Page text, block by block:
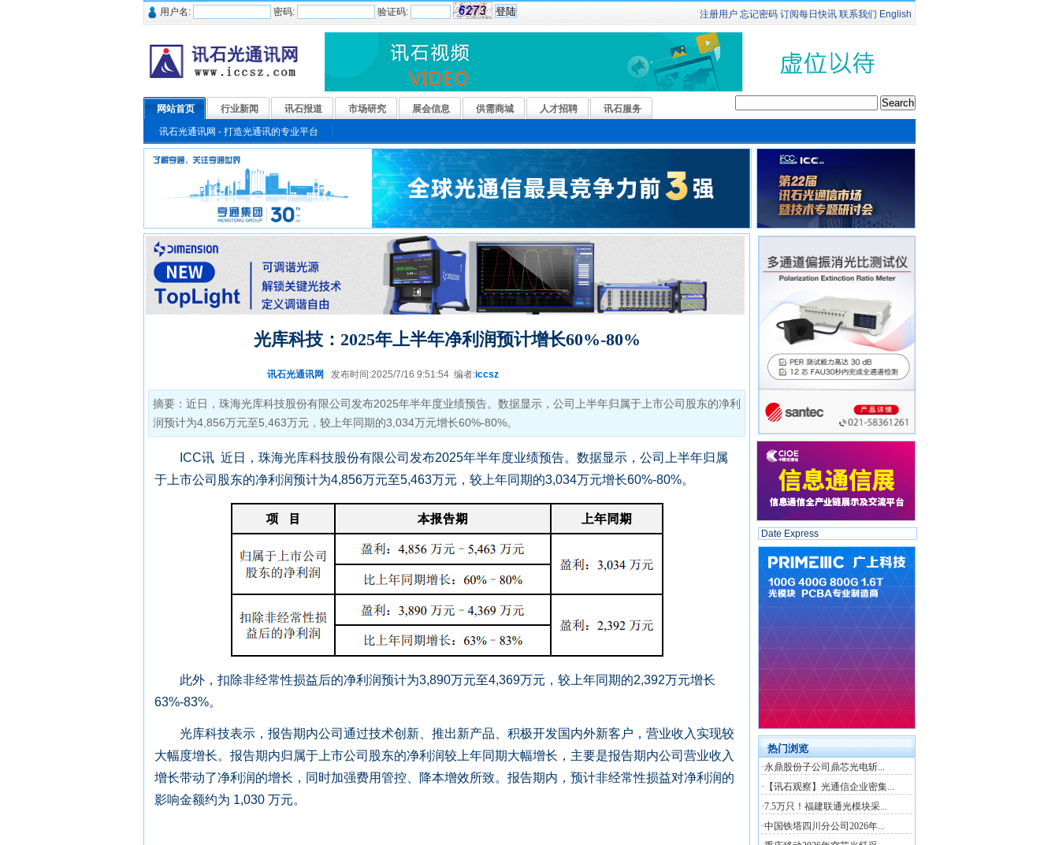
用户名: 密码: 验证码: 注册用户 忘记密码 订阅每日快讯 联系我们 English
网站首页 行业新闻 讯石报道 市场研究 展会信息 供需商城 人才招聘 讯石服务
讯石光通讯网 - 打造光通讯的专业平台
光库科技：2025年上半年净利润预计增长60%-80%
讯石光通讯网 发布时间:2025/7/16 9:51:54 编者:iccsz
摘要：近日，珠海光库科技股份有限公司发布2025年半年度业绩预告。数据显示，公司上半年归属于上市公司股东的净利
润预计为4,856万元至5,463万元，较上年同期的3,034万元增长60%-80%。
ICC讯 近日，珠海光库科技股份有限公司发布2025年半年度业绩预告。数据显示，公司上半年归属
于上市公司股东的净利润预计为4,856万元至5,463万元，较上年同期的3,034万元增长60%-80%。
此外，扣除非经常性损益后的净利润预计为3,890万元至4,369万元，较上年同期的2,392万元增长
63%-83%。
光库科技表示，报告期内公司通过技术创新、推出新产品、积极开发国内外新客户，营业收入实现较
大幅度增长。报告期内归属于上市公司股东的净利润较上年同期大幅增长，主要是报告期内公司营业收入
增长带动了净利润的增长，同时加强费用管控、降本增效所致。报告期内，预计非经常性损益对净利润的
影响金额约为 1,030 万元。
Date Express